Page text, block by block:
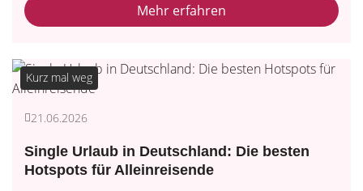
Mehr erfahren
Kurz mal weg
21.06.2026
Single Urlaub in Deutschland: Die besten
Hotspots für Alleinreisende